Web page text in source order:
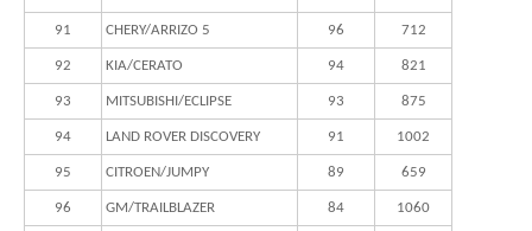
91 CHERY/ARRIZO 5 96 712
92 KIA/CERATO 94 821
93 MITSUBISHI/ECLIPSE 93 875
94 LAND ROVER DISCOVERY 91 1002
95 CITROEN/JUMPY 89 659
96 GM/TRAILBLAZER 84 1060